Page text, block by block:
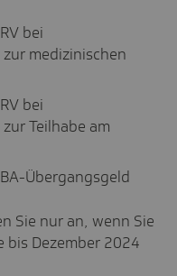
bei
medizinischen
bei
Teilhabe am
Übergangsgeld
Sie nur an, wenn Sie
Dezember 2024